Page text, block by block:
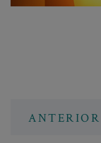
ANTERIOR